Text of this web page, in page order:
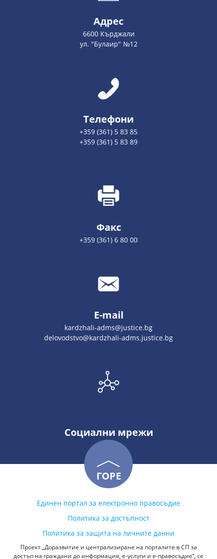
Адрес
6600 Кърджали
ул. "Булаир" №12
Телефони
+359 (361) 5 83 85
+359 (361) 5 83 89
Факс
+359 (361) 6 80 00
E-mail
kardzhali-adms@justice.bg
delovodstvo@kardzhali-adms.justice.bg
Социални мрежи
ГОРЕ
Единен портал за електронно правосъдие
Политика за достъпност
Политика за защита на личните данни
Проект „Доразвитие и централизиране на порталите в СП за
достъп на граждани до информация, е-услуги и е-правосъдие“, се